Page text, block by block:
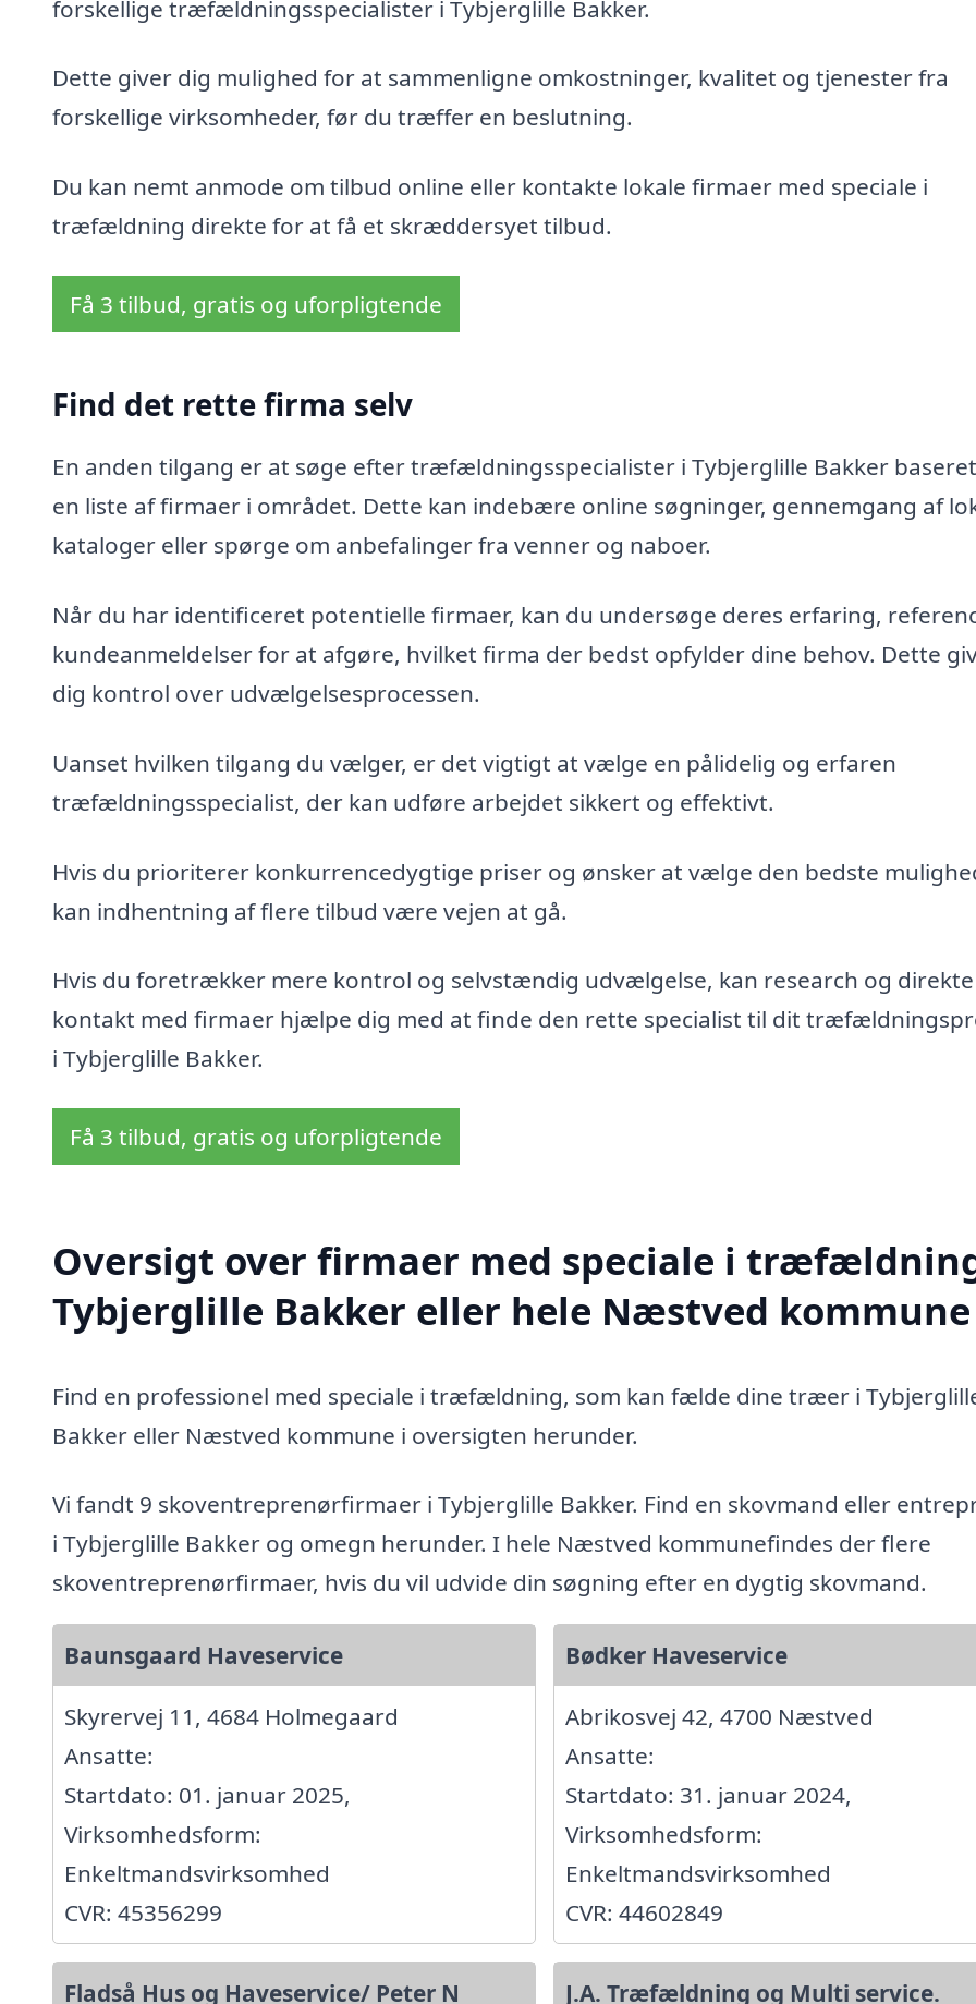
forskellige træfældningsspecialister i Tybjerglille Bakker.
Dette giver dig mulighed for at sammenligne omkostninger, kvalitet og tjenester fra
forskellige virksomheder, før du træffer en beslutning.
Du kan nemt anmode om tilbud online eller kontakte lokale firmaer med speciale i
træfældning direkte for at få et skræddersyet tilbud.
Få 3 tilbud, gratis og uforpligtende
Find det rette firma selv
En anden tilgang er at søge efter træfældningsspecialister i Tybjerglille Bakker
en liste af firmaer i området. Dette kan indebære online søgninger, gennemgang af
kataloger eller spørge om anbefalinger fra venner og naboer.
Når du har identificeret potentielle firmaer, kan du undersøge deres erfaring,
kundeanmeldelser for at afgøre, hvilket firma der bedst opfylder dine behov. Dette
dig kontrol over udvælgelsesprocessen.
Uanset hvilken tilgang du vælger, er det vigtigt at vælge en pålidelig og erfaren
træfældningsspecialist, der kan udføre arbejdet sikkert og effektivt.
Hvis du prioriterer konkurrencedygtige priser og ønsker at vælge den bedste
kan indhentning af flere tilbud være vejen at gå.
Hvis du foretrækker mere kontrol og selvstændig udvælgelse, kan research og direkte
kontakt med firmaer hjælpe dig med at finde den rette specialist til dit
i Tybjerglille Bakker.
Få 3 tilbud, gratis og uforpligtende
Oversigt over firmaer med speciale i
Tybjerglille Bakker eller hele Næstved kommune
Find en professionel med speciale i træfældning, som kan fælde dine træer i
Bakker eller Næstved kommune i oversigten herunder.
Vi fandt 9 skoventreprenørfirmaer i Tybjerglille Bakker. Find en skovmand eller
i Tybjerglille Bakker og omegn herunder. I hele Næstved kommunefindes der flere
skoventreprenørfirmaer, hvis du vil udvide din søgning efter en dygtig skovmand.
Baunsgaard Haveservice
Skyrervej 11, 4684 Holmegaard
Ansatte:
Startdato: 01. januar 2025,
Virksomhedsform:
Enkeltmandsvirksomhed
CVR: 45356299
Bødker Haveservice
Abrikosvej 42, 4700 Næstved
Ansatte:
Startdato: 31. januar 2024,
Virksomhedsform:
Enkeltmandsvirksomhed
CVR: 44602849
Fladså Hus og Haveservice/ Peter N J.A. Træfældning og Multi service.